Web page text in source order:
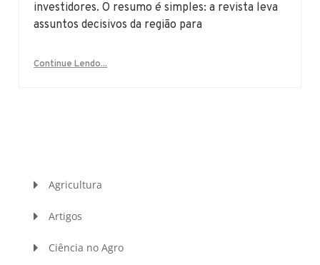
investidores. O resumo é simples: a revista leva
assuntos decisivos da região para
Continue Lendo...
Agricultura
Artigos
Ciência no Agro